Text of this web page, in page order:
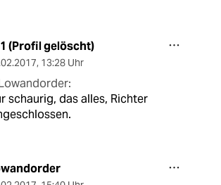
(Profil gelöscht)
, 13:28 Uhr
schaurig, das alles, Richter